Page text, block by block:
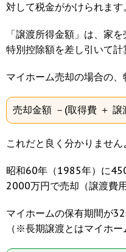
対して税金がかけられます。
「譲渡所得金額」は、家
特別控除額を差し引いて計
マイホーム売却の場合の
売却金額 －(取得費 ＋
これだと良く分かりませ
昭和60年（1985年）に
2000万円で売却（譲渡費
マイホームの保有期間が
（※長期譲渡とはマイホ